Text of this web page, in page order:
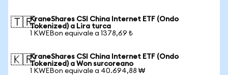
🇹🇷KraneShares CSI China Internet ETF (Ondo
Tokenized) a Lira turca
1 KWEBon equivale a 1378,69 ₺
🇰🇷KraneShares CSI China Internet ETF (Ondo
Tokenized) a Won surcoreano
1 KWEBon equivale a 40.694,88 ₩